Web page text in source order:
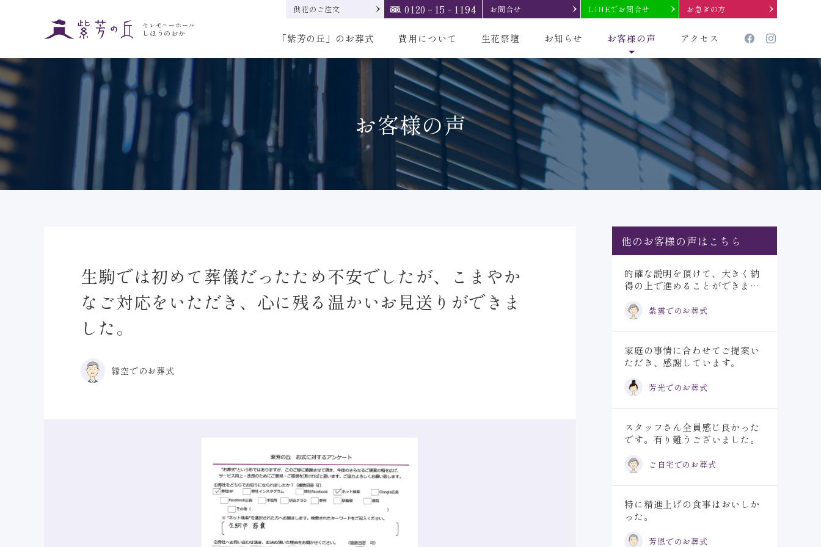
セレモニーホール
しほうのおか
供花のご注文 0120 15 1194 お問合せ LINEでお問合せ お急ぎの方
「紫芳の丘」のお葬式 費用について 生花祭壇 お知らせ お客様の声 アクセス
お客様の声
生駒では初めて葬儀だったため不安でしたが、こまやか
なご対応をいただき、心に残る温かいお見送りができま
した。
縁空でのお葬式
他のお客様の声はこちら
的確な説明を頂けて、大きく納
得の上で進めることができまし
紫雲でのお葬式
家庭の事情に合わせてご提案い
ただき、感謝しています。
芳光でのお葬式
スタッフさん全員感じ良かった
です。有り難うございました。
ご自宅でのお葬式
特に精進上げの食事はおいしか
った。
芳恩でのお葬式